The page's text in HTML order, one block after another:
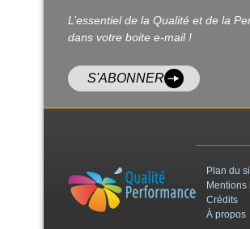
L’essentiel de la Qualité et de la
dans votre boite e-mail !
S'ABONNER
Plan du
Crédits
À propos